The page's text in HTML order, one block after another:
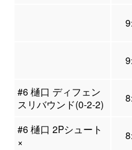
#6 樋口 ディフェン
スリバウンド(0-2-2)
#6 樋口 2Pシュート
×